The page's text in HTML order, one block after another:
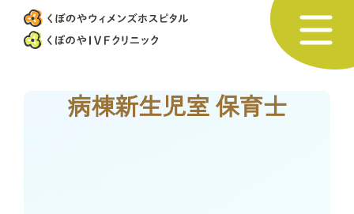
病棟新生児室 保育士